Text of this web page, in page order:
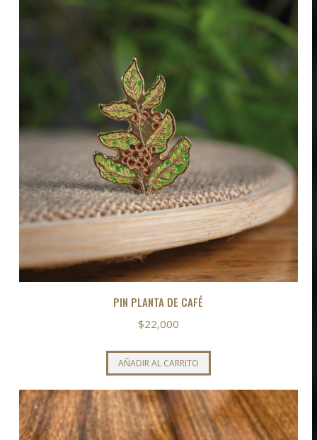
PIN PLANTA DE CAFÉ
$22,000
AÑADIR AL CARRITO